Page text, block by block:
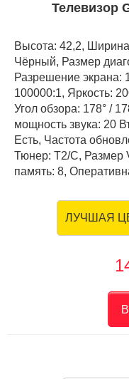
Телевизор
Высота: 42,2,
Чёрный, Размер
Разрешение экрана:
100000:1, Яркость:
Угол обзора: 178° /
мощность звука: 20
Есть, Частота
Тюнер: T2/C, Размер
память: 8,
ЛУЧШАЯ